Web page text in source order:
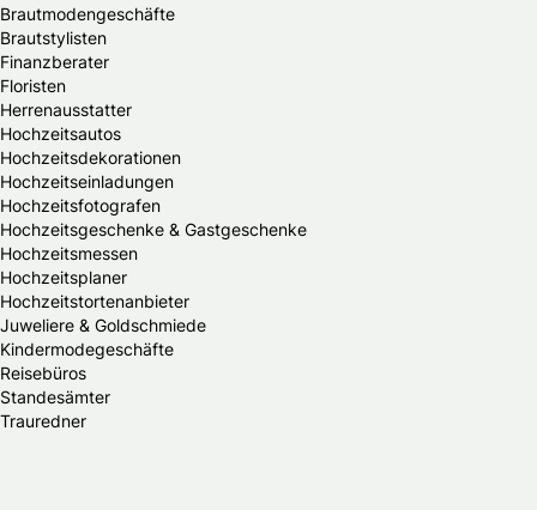
Brautmodengeschäfte
Brautstylisten
Finanzberater
Floristen
Herrenausstatter
Hochzeitsautos
Hochzeitsdekorationen
Hochzeitseinladungen
Hochzeitsfotografen
Hochzeitsgeschenke & Gastgeschenke
Hochzeitsmessen
Hochzeitsplaner
Hochzeitstortenanbieter
Juweliere & Goldschmiede
Kindermodegeschäfte
Reisebüros
Standesämter
Trauredner